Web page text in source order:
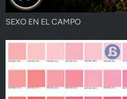
SEXO EN EL CAMPO